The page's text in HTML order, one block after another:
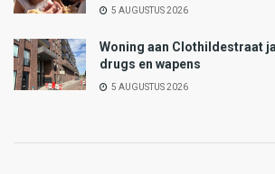
5 AUGUSTUS 2026
Woning aan Clothildestraat
drugs en wapens
5 AUGUSTUS 2026